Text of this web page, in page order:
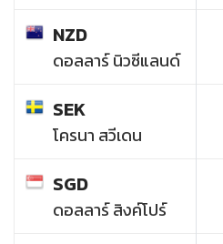
NZD
ดอลลาร์ นิวซีแลนด์
SEK
โครนา สวีเดน
SGD
ดอลลาร์ สิงค์โปร์